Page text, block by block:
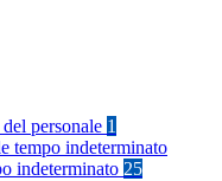
personale 1
tempo indeterminato
indeterminato 25